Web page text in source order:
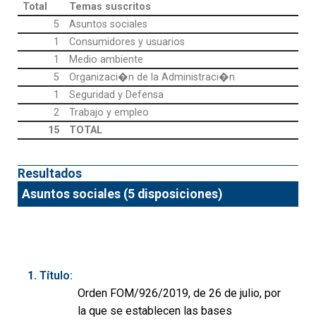
Total
Temas suscritos
5
Asuntos sociales
1
Consumidores y usuarios
1
Medio ambiente
5
Organizaci�n de la Administraci�n
1
Seguridad y Defensa
2
Trabajo y empleo
15
TOTAL
Resultados
Asuntos sociales (5 disposiciones)
Título:
Orden FOM/926/2019, de 26 de julio, por
la que se establecen las bases